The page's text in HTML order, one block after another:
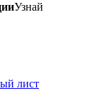
Узнай
лист